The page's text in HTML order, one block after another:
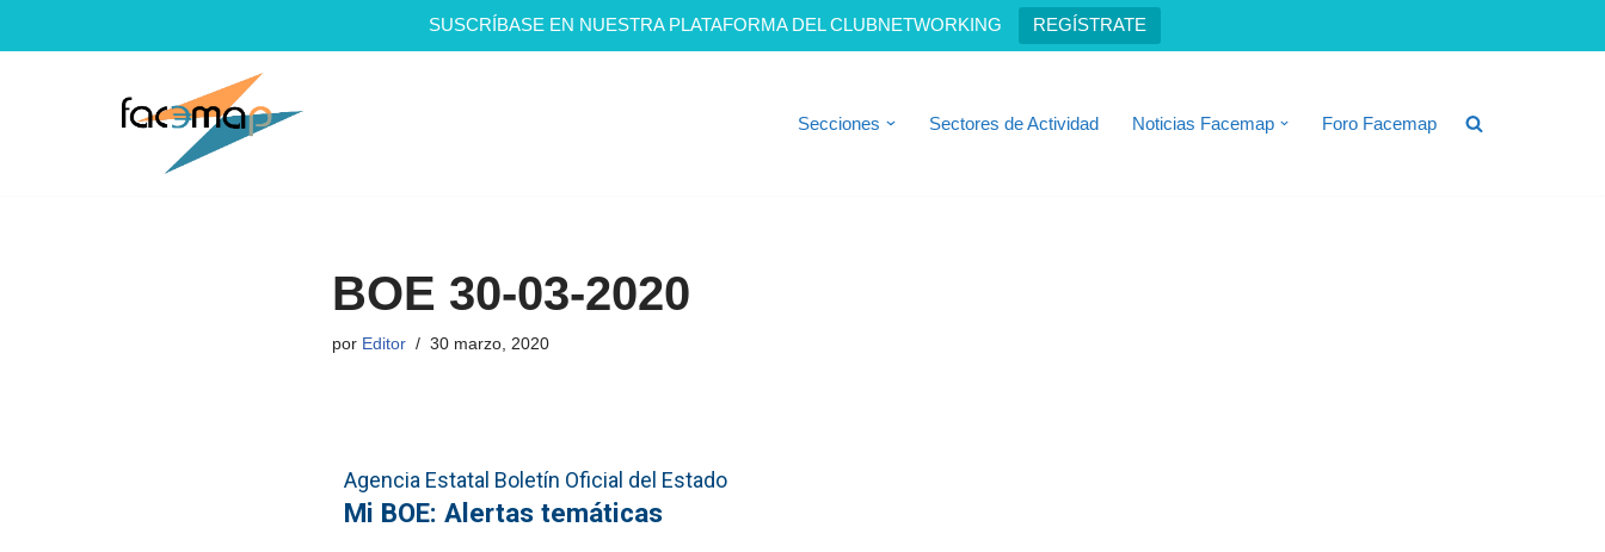
SUSCRÍBASE EN NUESTRA PLATAFORMA DEL CLUBNETWORKING REGÍSTRATE
Secciones Sectores de Actividad Noticias Facemap Foro Facemap
BOE 30-03-2020
por Editor 30 marzo, 2020
Agencia Estatal Boletín Oficial del Estado
Mi BOE: Alertas temáticas